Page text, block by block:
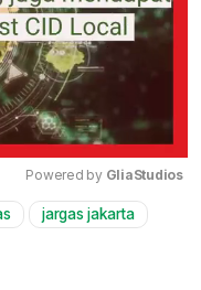
Mute
Powered by GliaStudios
jargas jakarta